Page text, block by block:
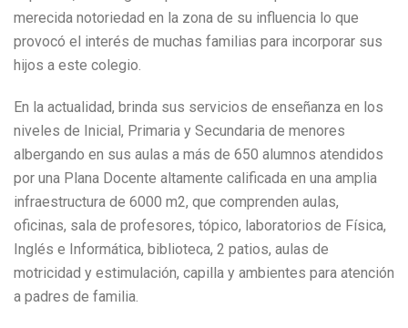
merecida notoriedad en la zona de su influencia lo que
provocó el interés de muchas familias para incorporar sus
hijos a este colegio.
En la actualidad, brinda sus servicios de enseñanza en los
niveles de Inicial, Primaria y Secundaria de menores
albergando en sus aulas a más de 650 alumnos atendidos
por una Plana Docente altamente calificada en una amplia
infraestructura de 6000 m2, que comprenden aulas,
oficinas, sala de profesores, tópico, laboratorios de Física,
Inglés e Informática, biblioteca, 2 patios, aulas de
motricidad y estimulación, capilla y ambientes para atención
a padres de familia.